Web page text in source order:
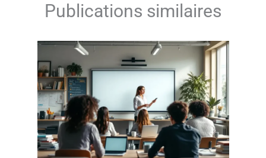
Publications similaires